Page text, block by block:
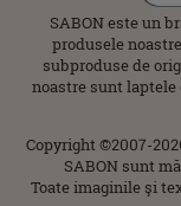
SABON este un
produsele
subproduse de
noastre sunt laptele
Copyright ©2007-
SABON sunt
Toate imaginile şi